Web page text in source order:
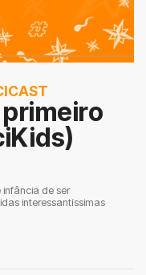
infância de ser
interessantíssimas